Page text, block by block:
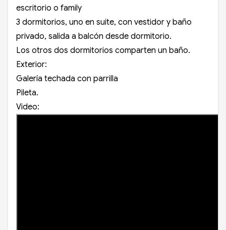
escritorio o family
3 dormitorios, uno en suite, con vestidor y baño
privado, salida a balcón desde dormitorio.
Los otros dos dormitorios comparten un baño.
Exterior:
Galería techada con parrilla
Pileta.
Video: